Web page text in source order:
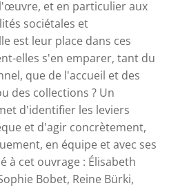
et en particulier aux
sociétales et
est leur place dans ces
elles s'en emparer, tant du
que de l'accueil et des
des collections ? Un
d'identifier les leviers
et d'agir concrètement,
en équipe et avec ses
à cet ouvrage : Élisabeth
Bobet, Reine Bürki,